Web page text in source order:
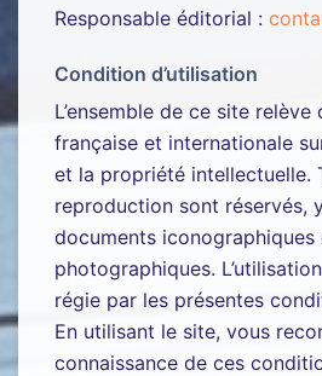
Responsable éditorial :
Condition d’utilisation
L’ensemble de ce site
française et internationale
et la propriété intellectuelle.
reproduction sont réservés,
documents iconographiques
photographiques.
régie par les présentes
En utilisant le site, vous
connaissance de ces